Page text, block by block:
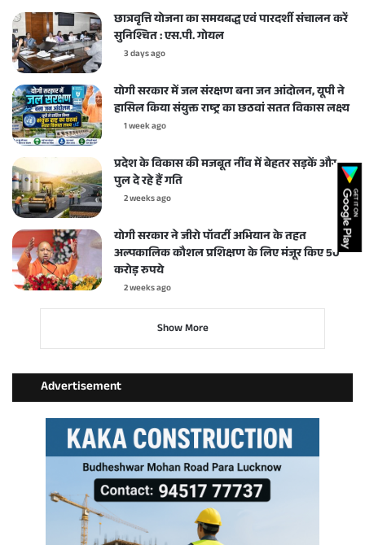
छात्रवृत्ति योजना का समयबद्ध एवं पारदर्शी संचालन करें
सुनिश्चित : एस.पी. गोयल
3 days ago
योगी सरकार में जल संरक्षण बना जन आंदोलन, यूपी ने
हासिल किया संयुक्त राष्ट्र का छठवां सतत विकास लक्ष्य
1 week ago
प्रदेश के विकास की मजबूत नींव में बेहतर सड़कें और
पुल दे रहे हैं गति
2 weeks ago
योगी सरकार ने जीरो पॉवर्टी अभियान के तहत
अल्पकालिक कौशल प्रशिक्षण के लिए मंजूर किए 50
करोड़ रुपये
2 weeks ago
Show More
Advertisement